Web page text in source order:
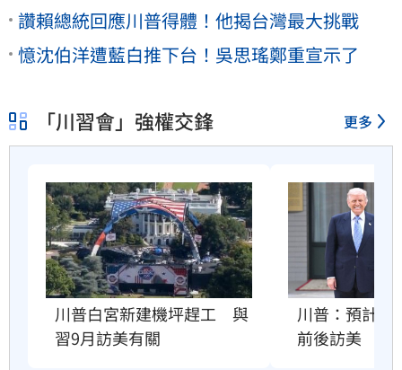
讚賴總統回應川普得體！他揭台灣最大挑戰
憶沈伯洋遭藍白推下台！吳思瑤鄭重宣示了
「川習會」強權交鋒 更多
川普白宮新建機坪趕工　與
習9月訪美有關
川普：預計習
前後訪美